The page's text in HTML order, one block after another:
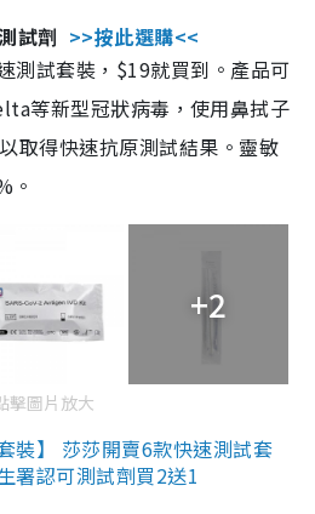
試劑 >>按此選購<<
測試套裝，$19就買到。產品可
等新型冠狀病毒，使用鼻拭子
取得快速抗原測試結果。靈敏
。
+2
擊圖片放大
裝】 莎莎開賣6款快速測試套
署認可測試劑買2送1